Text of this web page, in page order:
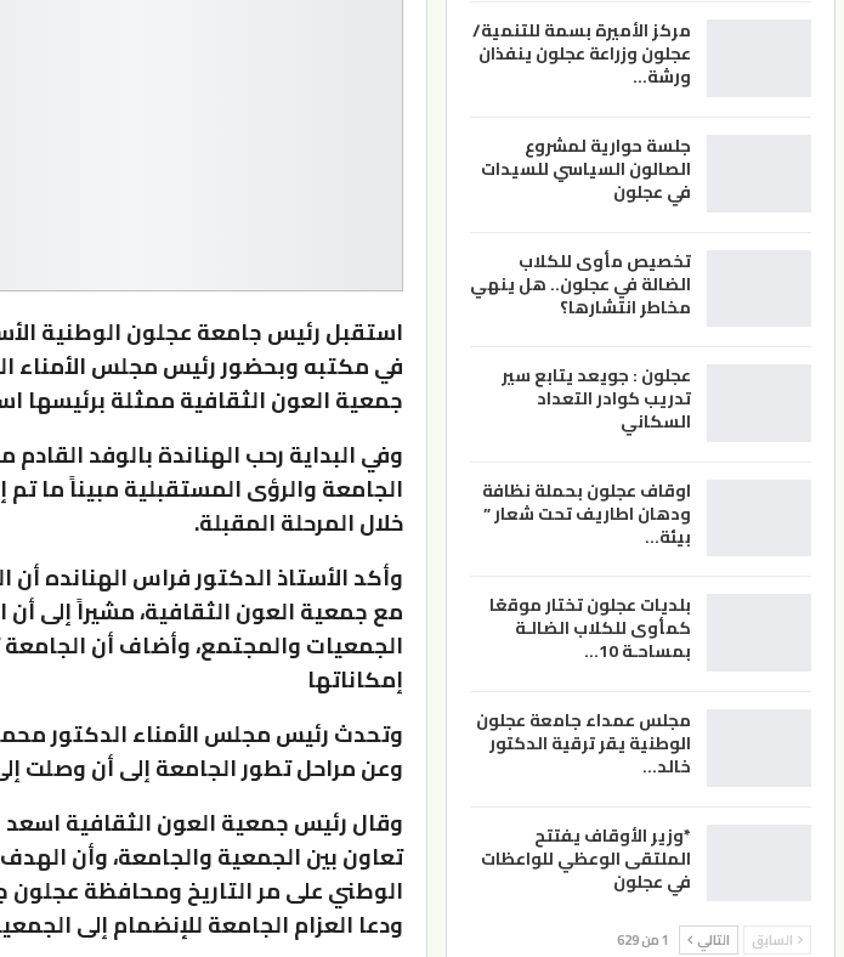
استقبل رئيس جامعة عجلون الوطنية
في مكتبه وبحضور رئيس مجلس الأمناء
جمعية العون الثقافية ممثلة برئيسها
وفي البداية رحب الهناندة بالوفد
الجامعة والرؤى المستقبلية مبيناً ما
خلال المرحلة المقبلة.
وأكد الأستاذ الدكتور فراس الهنانده
مع جمعية العون الثقافية، مشيراً إلى
الجمعيات والمجتمع، وأضاف أن
إمكاناتها
وتحدث رئيس مجلس الأمناء الدكتور
وعن مراحل تطور الجامعة إلى أن وصلت
وقال رئيس جمعية العون الثقافية اسعد
تعاون بين الجمعية والجامعة، وأن الهدف
الوطني على مر التاريخ ومحافظة عجلون
ودعا العزام الجامعة للإنضمام إلى
مركز الأميرة بسمة للتنمية/
عجلون وزراعة عجلون ينفذان
ورشة…
جلسة حوارية لمشروع
الصالون السياسي للسيدات
في عجلون
تخصيص مأوى للكلاب
الضالة في عجلون.. هل ينهي
مخاطر انتشارها؟
عجلون : جويعد يتابع سير
تدريب كوادر التعداد
السكاني
اوقاف عجلون بحملة نظافة
ودهان اطاريف تحت شعار ”
بيئة…
بلديات عجلون تختار موقعًا
كمأوى للكلاب الضالـة
بمساحـة 10…
مجلس عمداء جامعة عجلون
الوطنية يقر ترقية الدكتور
خالد…
*وزير الأوقاف يفتتح
الملتقى الوعظي للواعظات
في عجلون
السابق التالي 1 من 629